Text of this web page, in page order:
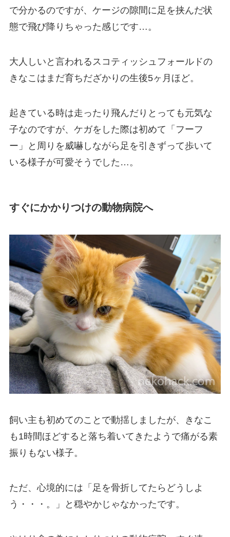
で分かるのですが、ケージの隙間に足を挟んだ状
態で飛び降りちゃった感じです…。
大人しいと言われるスコティッシュフォールドの
きなこはまだ育ちだざかりの生後5ヶ月ほど。
起きている時は走ったり飛んだりとっても元気な
子なのですが、ケガをした際は初めて「フーフ
ー」と周りを威嚇しながら足を引きずって歩いて
いる様子が可愛そうでした…。
すぐにかかりつけの動物病院へ
飼い主も初めてのことで動揺しましたが、きなこ
も1時間ほどすると落ち着いてきたようで痛がる素
振りもない様子。
ただ、心境的には 「足を骨折してたらどうしよ
う・・・。」
と穏やかじゃなかったです。